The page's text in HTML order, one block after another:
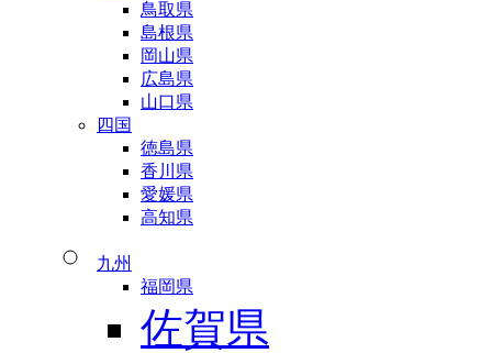
鳥取県
島根県
岡山県
広島県
山口県
四国
徳島県
香川県
愛媛県
高知県
九州
福岡県
佐賀県